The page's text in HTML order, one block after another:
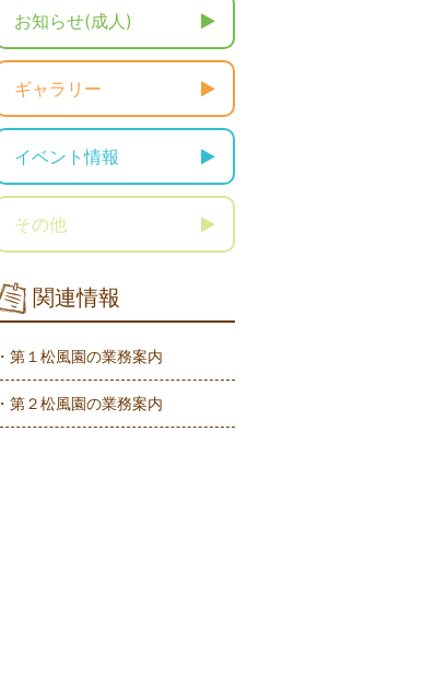
お知らせ(成人)
ギャラリー
イベント情報
その他
関連情報
・第１松風園の業務案内
・第２松風園の業務案内